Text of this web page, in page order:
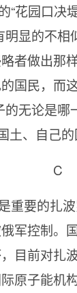
“花园口决
明显的不相
者做出那
国民，而
的无论是哪
土、自己的
C
重要的扎
军控制。
目前对扎
原子能机